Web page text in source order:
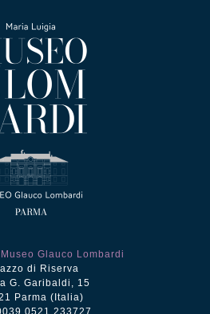
Glauco Lombardi
di Riserva
G. Garibaldi, 15
Parma (Italia)
0521 233727